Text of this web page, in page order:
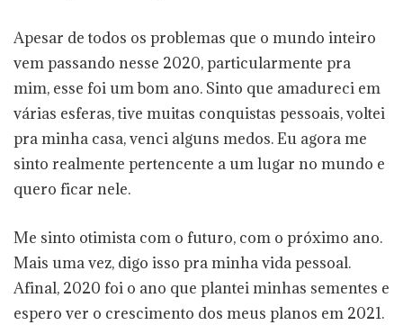
Apesar de todos os problemas que o mundo inteiro
vem passando nesse 2020, particularmente pra
mim, esse foi um bom ano. Sinto que amadureci em
várias esferas, tive muitas conquistas pessoais, voltei
pra minha casa, venci alguns medos. Eu agora me
sinto realmente pertencente a um lugar no mundo e
quero ficar nele.
Me sinto otimista com o futuro, com o próximo ano.
Mais uma vez, digo isso pra minha vida pessoal.
Afinal, 2020 foi o ano que plantei minhas sementes e
espero ver o crescimento dos meus planos em 2021.